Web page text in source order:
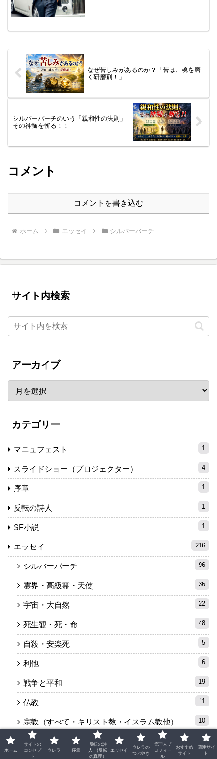
なぜ苦しみがあるのか？「苦は、魂を磨
く研磨剤！」
シルバーバーチのいう「親和性の法則」
その神髄を斬る！！
コメント
コメントを書き込む
ホーム エッセイ シルバーバーチ
サイト内検索
アーカイブ
カテゴリー
マニュフェスト 1
スライドショー（プロジェクター） 4
序章 1
反転の詩人 1
SF小説 1
エッセイ 216
シルバーバーチ 96
霊界・高級霊・天使 36
宇宙・大自然 22
死生観・死・命 48
自殺・安楽死 5
利他 6
戦争と平和 19
仏教 11
宗教（すべて・キリスト教・イスラム教他） 10
新宗教・カルト 3
ホーム
サイトの
コンセプ
ト
ウレラ 序章
反転の詩
人 (反転
の真理）
エッセイ
ウレラの
つぶやき
管理人プ
ロフィー
ル
おすすめ
サイト
関連サイ
ト